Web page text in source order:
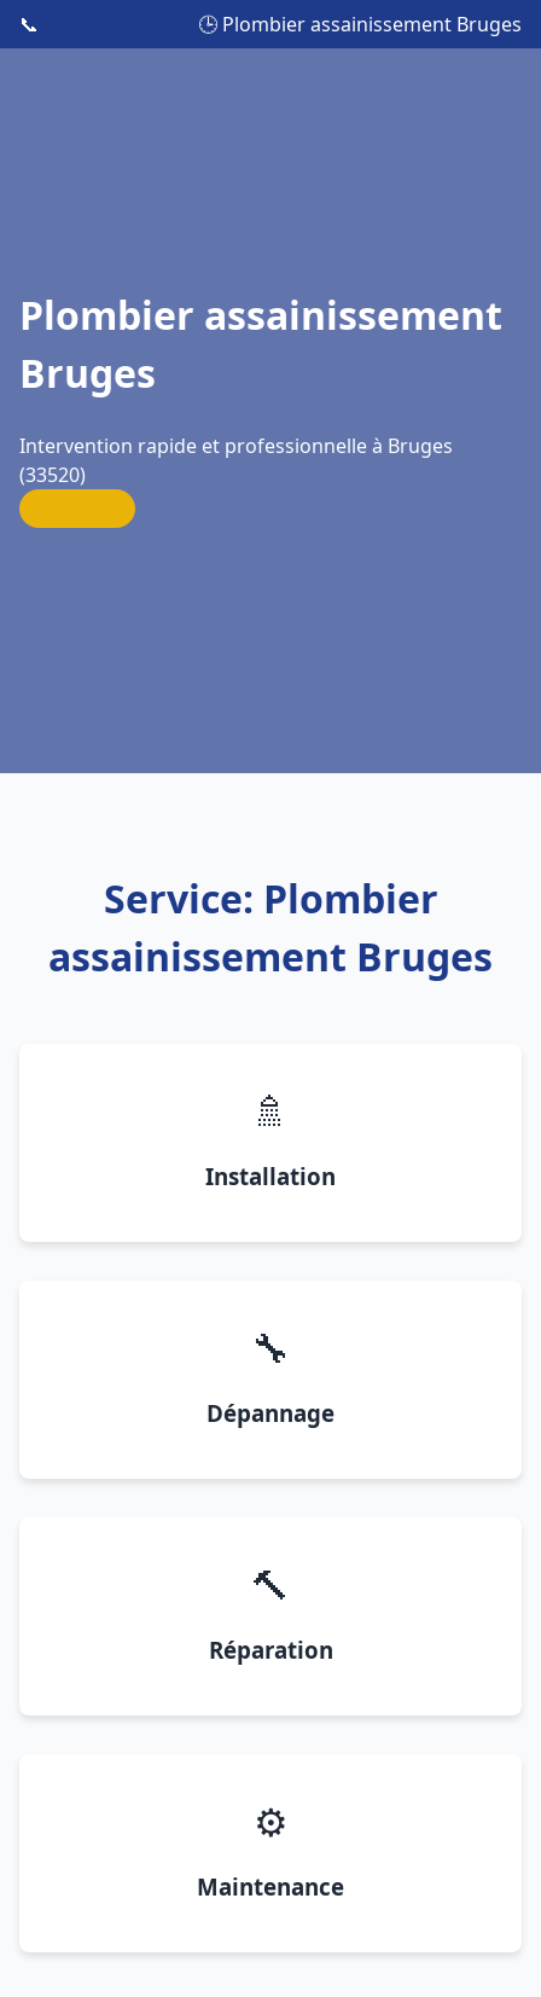
📞 🕒 Plombier assainissement Bruges
Plombier assainissement
Bruges
Intervention rapide et professionnelle à Bruges
(33520)
Service: Plombier
assainissement Bruges
🚿
Installation
🔧
Dépannage
🔨
Réparation
⚙️
Maintenance